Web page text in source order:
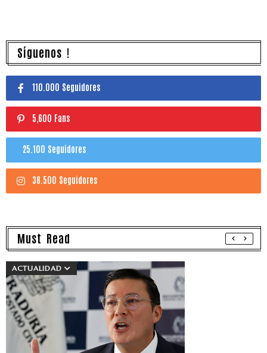
Síguenos !
110.000 Seguidores
5,600 Fans
25.100 Seguidores
38.500 Seguidores
Must Read
ACTUALIDAD